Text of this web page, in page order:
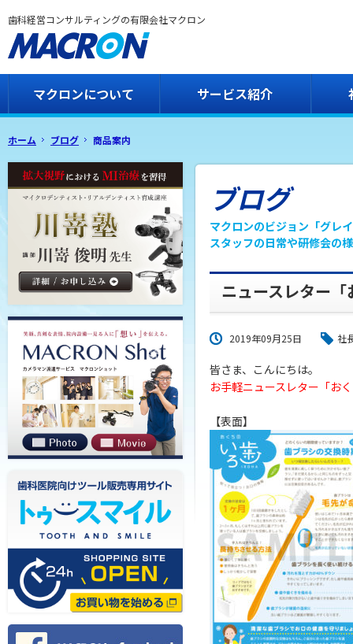
歯科経営コンサルティングの有限会社マクロン
マクロンについて サービス紹介
ホーム ブログ 商品案内
ブログ
マクロンのビジョン「グレ
スタッフの日常や研修会の
ニュースレター
2019年09月25日 社
皆さま、こんにちは。
お手軽ニュースレター「お
【表面】